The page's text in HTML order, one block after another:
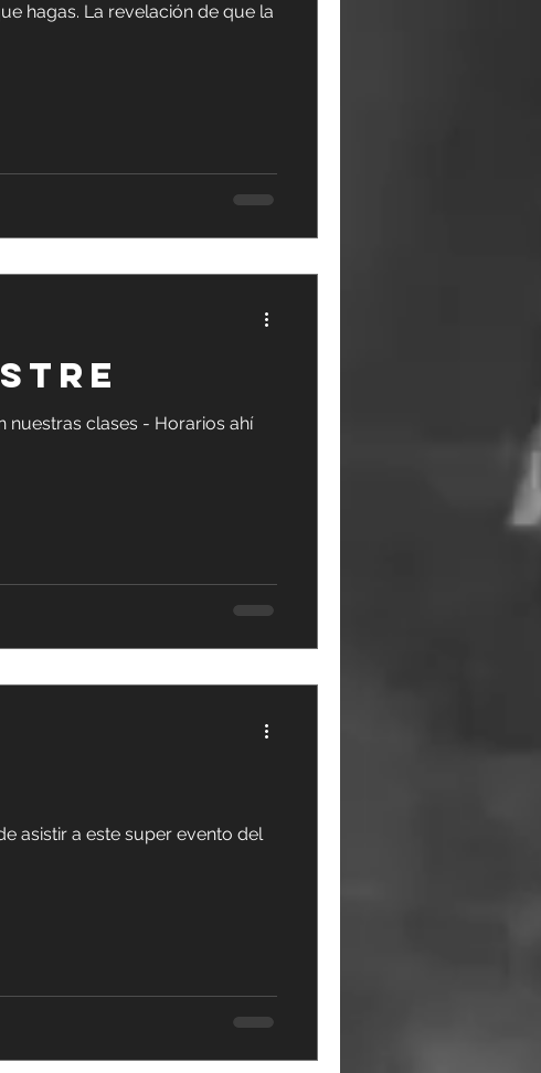
hagas. La revelación de que la
nuestras clases - Horarios ahí
asistir a este super evento del